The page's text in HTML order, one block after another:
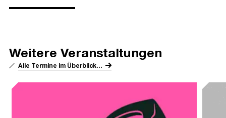
Weitere Veranstaltungen
Alle Termine im Überblick...